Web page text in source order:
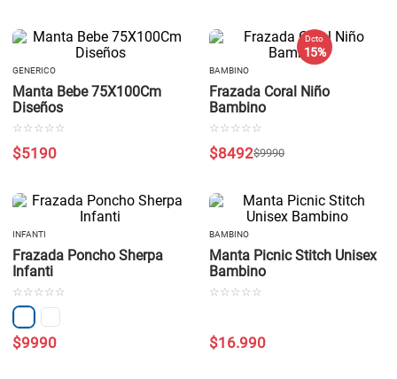
GENERICO
Manta Bebe 75X100Cm
Diseños
☆ ☆ ☆ ☆ ☆
$5190
Dcto
15 %
BAMBINO
Frazada Coral Niño
Bambino
☆ ☆ ☆ ☆ ☆
$9990
$8492
INFANTI
Frazada Poncho Sherpa
Infanti
☆ ☆ ☆ ☆ ☆
$9990
BAMBINO
Manta Picnic Stitch Unisex
Bambino
☆ ☆ ☆ ☆ ☆
$16.990